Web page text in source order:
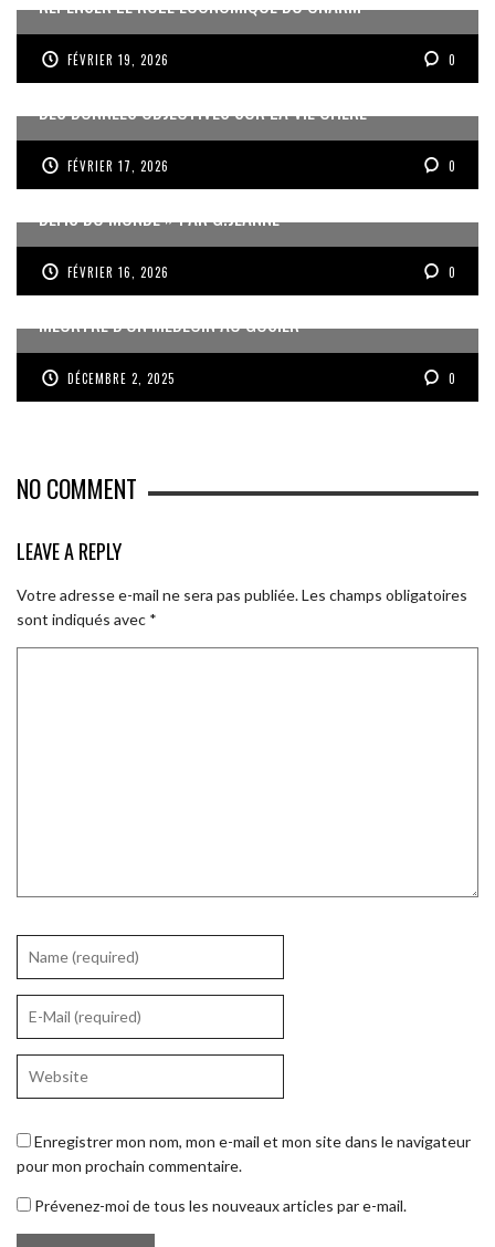
FÉVRIER 19, 2026 0
DES DONNÉES OBJECTIVES SUR LA VIE CHÈRE
FÉVRIER 17, 2026 0
« UN GOSIER FIER, FORT ET RESPONSABLE FACE AUX
DÉFIS DU MONDE » PAR G.JEANNE
FÉVRIER 16, 2026 0
MEURTRE D’UN MÉDECIN AU GOSIER
DÉCEMBRE 2, 2025 0
NO COMMENT
LEAVE A REPLY
Votre adresse e-mail ne sera pas publiée.Les champs obligatoires
sont indiqués avec *
Enregistrer mon nom, mon e-mail et mon site dans le navigateur
pour mon prochain commentaire.
Prévenez-moi de tous les nouveaux articles par e-mail.